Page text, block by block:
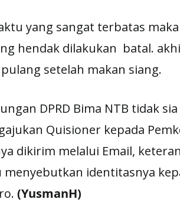
yang sangat terbatas maka
hendak dilakukan batal.
setelah makan siang.
DPRD Bima NTB tidak
Quisioner kepada
dikirim melalui Email,
menyebutkan identitasnya
(YusmanH)